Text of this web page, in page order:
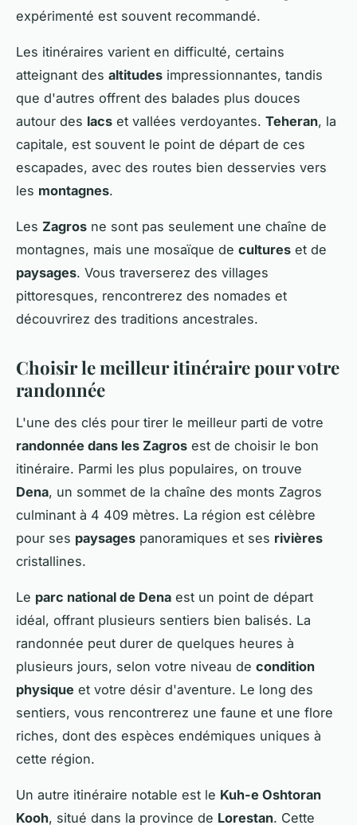
expérimenté est souvent recommandé.
Les itinéraires varient en difficulté, certains
atteignant des altitudes impressionnantes, tandis
que d'autres offrent des balades plus douces
autour des lacs et vallées verdoyantes. Teheran, la
capitale, est souvent le point de départ de ces
escapades, avec des routes bien desservies vers
les montagnes.
Les Zagros ne sont pas seulement une chaîne de
montagnes, mais une mosaïque de cultures et de
paysages. Vous traverserez des villages
pittoresques, rencontrerez des nomades et
découvrirez des traditions ancestrales.
Choisir le meilleur itinéraire pour votre
randonnée
L'une des clés pour tirer le meilleur parti de votre
randonnée dans les Zagros est de choisir le bon
itinéraire. Parmi les plus populaires, on trouve
Dena, un sommet de la chaîne des monts Zagros
culminant à 4 409 mètres. La région est célèbre
pour ses paysages panoramiques et ses rivières
cristallines.
Le parc national de Dena est un point de départ
idéal, offrant plusieurs sentiers bien balisés. La
randonnée peut durer de quelques heures à
plusieurs jours, selon votre niveau de condition
physique et votre désir d'aventure. Le long des
sentiers, vous rencontrerez une faune et une flore
riches, dont des espèces endémiques uniques à
cette région.
Un autre itinéraire notable est le Kuh-e Oshtoran
Kooh, situé dans la province de Lorestan. Cette